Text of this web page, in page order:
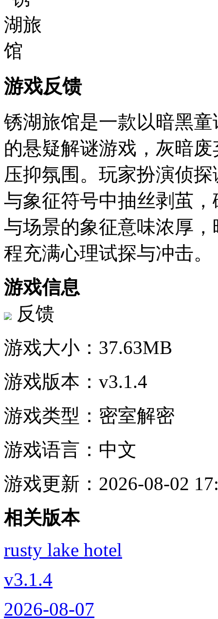
游戏反馈
锈湖旅馆是一款以暗黑
的悬疑解谜游戏，灰暗
压抑氛围。玩家扮演侦
与象征符号中抽丝剥茧
与场景的象征意味浓厚
程充满心理试探与冲击。
游戏信息
反馈
游戏大小： 37.63MB
游戏版本： v3.1.4
游戏类型： 密室解密
游戏语言： 中文
游戏更新： 2026-08-02
相关版本
rusty lake hotel
v3.1.4
2026-08-07